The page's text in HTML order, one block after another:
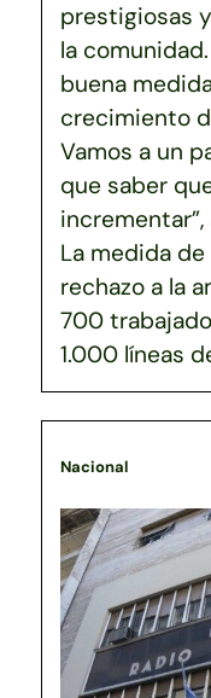
prestigiosas
la
buena
crecimiento
Vamos a un
que saber
incrementar”,
La medida
rechazo a la
700
1.000 líneas
Nacional